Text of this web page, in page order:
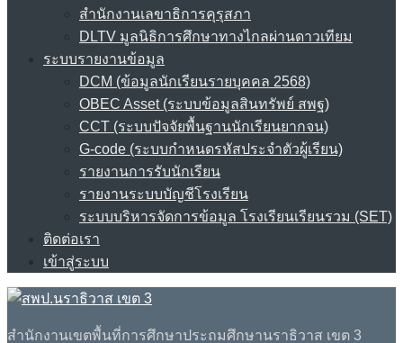
สำนักงานเลขาธิการคุรุสภา
DLTV มูลนิธิการศึกษาทางไกลผ่านดาวเทียม
ระบบรายงานข้อมูล
DCM (ข้อมูลนักเรียนรายบุคคล 2568)
OBEC Asset (ระบบข้อมูลสินทรัพย์ สพฐ)
CCT (ระบบปัจจัยพื้นฐานนักเรียนยากจน)
G-code (ระบบกำหนดรหัสประจำตัวผู้เรียน)
รายงานการรับนักเรียน
รายงานระบบบัญชีโรงเรียน
ระบบบริหารจัดการข้อมูล โรงเรียนเรียนรวม (SET)
ติดต่อเรา
เข้าสู่ระบบ
สำนักงานเขตพื้นที่การศึกษาประถมศึกษานราธิวาส เขต 3